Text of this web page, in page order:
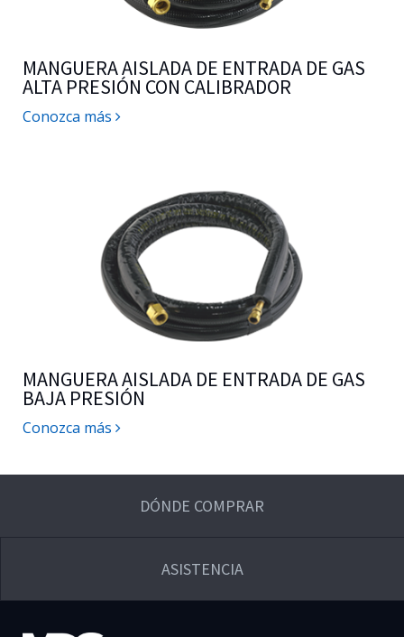
MANGUERA AISLADA DE ENTRADA DE GAS
ALTA PRESIÓN CON CALIBRADOR
Conozca más
MANGUERA AISLADA DE ENTRADA DE GAS
BAJA PRESIÓN
Conozca más
DÓNDE COMPRAR
ASISTENCIA